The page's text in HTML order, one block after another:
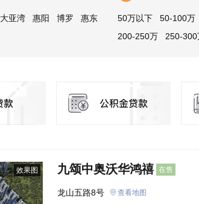
大亚湾 惠阳 博罗
惠东
50万以下 50-100万
200-250万
250-300
效果图 九颂中奥沃华鸿禧 在售
龙山五路8号 查看地图